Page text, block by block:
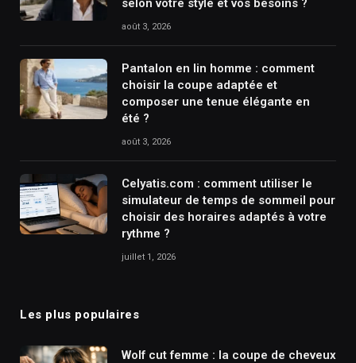
selon votre style et vos besoins ?
août 3, 2026
Pantalon en lin homme : comment
choisir la coupe adaptée et
composer une tenue élégante en
été ?
août 3, 2026
Celyatis.com : comment utiliser le
simulateur de temps de sommeil pour
choisir des horaires adaptés à votre
rythme ?
juillet 1, 2026
Les plus populaires
Wolf cut femme : la coupe de cheveux